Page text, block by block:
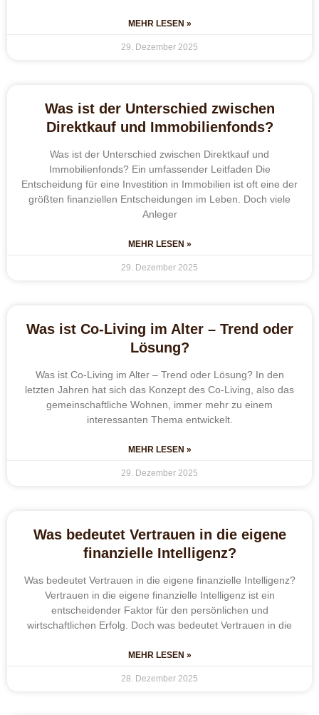
MEHR LESEN »
29. Dezember 2025
Was ist der Unterschied zwischen
Direktkauf und Immobilienfonds?
Was ist der Unterschied zwischen Direktkauf und
Immobilienfonds? Ein umfassender Leitfaden Die
Entscheidung für eine Investition in Immobilien ist oft eine der
größten finanziellen Entscheidungen im Leben. Doch viele
Anleger
MEHR LESEN »
29. Dezember 2025
Was ist Co-Living im Alter – Trend oder
Lösung?
Was ist Co-Living im Alter – Trend oder Lösung? In den
letzten Jahren hat sich das Konzept des Co-Living, also das
gemeinschaftliche Wohnen, immer mehr zu einem
interessanten Thema entwickelt.
MEHR LESEN »
29. Dezember 2025
Was bedeutet Vertrauen in die eigene
finanzielle Intelligenz?
Was bedeutet Vertrauen in die eigene finanzielle Intelligenz?
Vertrauen in die eigene finanzielle Intelligenz ist ein
entscheidender Faktor für den persönlichen und
wirtschaftlichen Erfolg. Doch was bedeutet Vertrauen in die
MEHR LESEN »
28. Dezember 2025